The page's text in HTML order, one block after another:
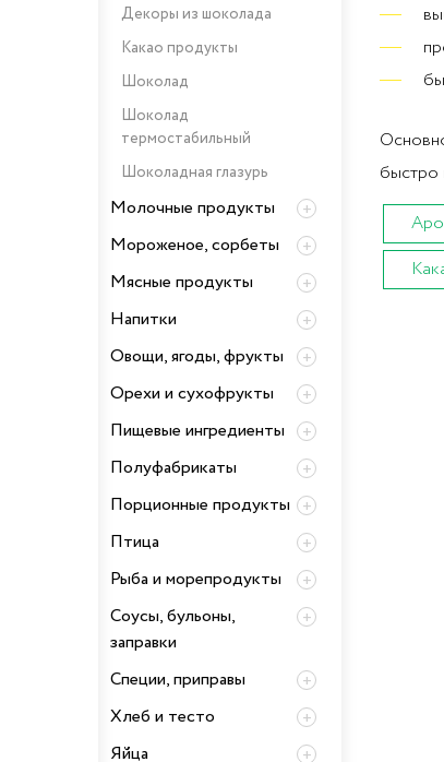
быстро
Декоры из шоколада
Какао продукты
Шоколад
Шоколад
термостабильный
Шоколадная глазурь
Молочные продукты
Мороженое, сорбеты
Мясные продукты
Напитки
Овощи, ягоды, фрукты
Орехи и сухофрукты
Пищевые ингредиенты
Полуфабрикаты
Порционные продукты
Птица
Рыба и морепродукты
Соусы, бульоны,
заправки
Специи, приправы
Хлеб и тесто
Яйца